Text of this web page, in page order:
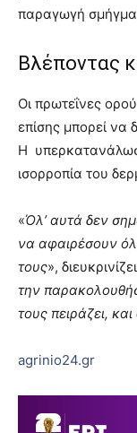
παραγωγή
Βλέποντας
Οι πρωτεΐνες
επίσης μπορεί να
Η
ισορροπία του
«Όλ’ αυτά δεν
να αφαιρέσουν
τους»,
την
τους πειράζει,
agrinio24.gr